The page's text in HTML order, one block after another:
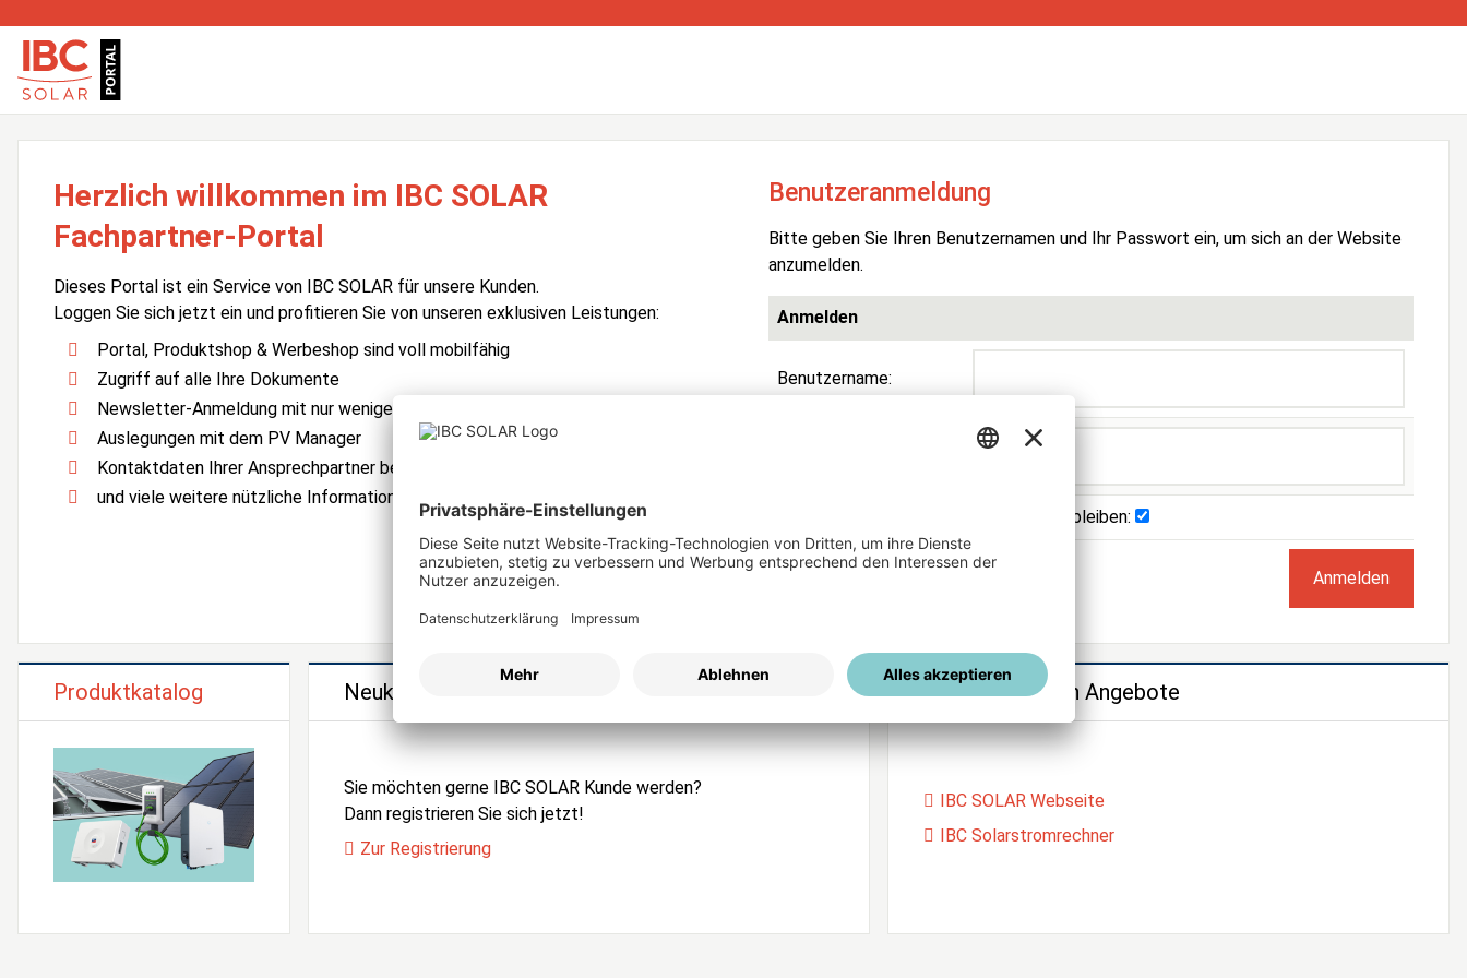
Herzlich willkommen im IBC SOLAR
Fachpartner-Portal
Dieses Portal ist ein Service von IBC SOLAR für unsere Kunden.
Loggen Sie sich jetzt ein und profitieren Sie von unseren exklusiven Leistungen:
Portal, Produktshop & Werbeshop sind voll mobilfähig
Zugriff auf alle Ihre Dokumente
Newsletter-Anmeldung mit nur wenigen Klicks
Auslegungen mit dem PV Manager
Kontaktdaten Ihrer Ansprechpartner bei IBC SOLAR
und viele weitere nützliche Informationen und Services
Benutzeranmeldung
Bitte geben Sie Ihren Benutzernamen und Ihr Passwort ein, um sich an der Website
anzumelden.
Anmelden
Benutzername:
Angemeldet bleiben:
Passwort vergessen?
Produktkatalog Neukunden Registrierung
Sie möchten gerne IBC SOLAR Kunde werden?
Dann registrieren Sie sich jetzt!
Zur Registrierung
Unsere weiteren Angebote
IBC SOLAR Webseite
IBC Solarstromrechner